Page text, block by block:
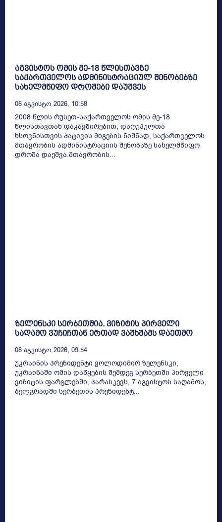
აგვისტოს ომის მე-18 წლისთავზე
საქართველოს ადმინისტრაციულ შენობებზე
სახელმწიფო დროშები დაუშვეს
08 Აგვისტო 2026, 10:58
2008 წლის რუსეთ-საქართველოს ომის მე-18
წლისთავთან დაკავშირებით, დაღუპულთა
ხსოვნისთვის პატივის მიგების ნიშნად, საქართველოს
მთავრობის ადმინისტრაციის შენობაზე სახელმწიფო
დროშა დაეშვა.მთავრობის...
ზელენსკი სერბეთშია. ვიზიტის პირველი
საღამო ვუჩიჩთან ერთად ვაშხშამს დაეთმო
08 Აგვისტო 2026, 09:54
უკრაინის პრეზიდენტი ვოლოდიმირ ზელენსკი,
უკრაინაში ომის დაწყების შემდეგ სერბეთში პირველი
ვიზიტის ფარგლებში, პარასკევს, 7 აგვისტოს საღამოს,
ბელგრადში სერბეთის პრეზიდენტ...